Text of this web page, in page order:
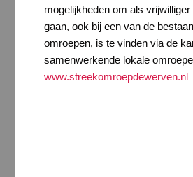
mogelijkheden om als
gaan, ook bij een van de
omroepen, is te vinden via de
samenwerkende lokale
www.streekomroepdewerven.nl